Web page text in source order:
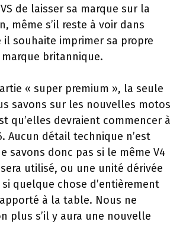
de laisser sa marque sur la
même s’il reste à voir dans
il souhaite imprimer sa propre
britannique.
« super premium », la seule
savons sur les nouvelles motos
qu’elles devraient commencer à
Aucun détail technique n’est
savons donc pas si le même V4
sera utilisé, ou une unité dérivée
quelque chose d’entièrement
à la table. Nous ne
plus s’il y aura une nouvelle